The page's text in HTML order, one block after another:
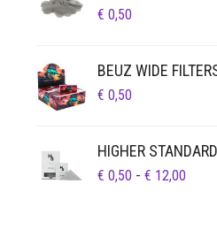
€ 0,50
BEUZ WIDE
€ 0,50
HIGHER
€ 0,50 - € 12,00